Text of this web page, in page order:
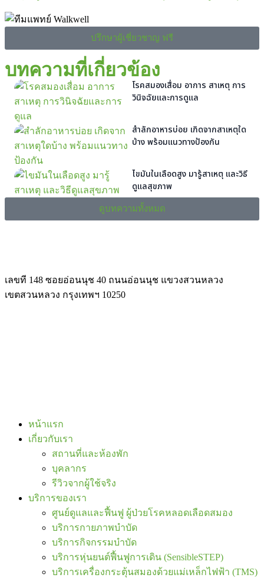
ปรึกษาผู้เชี่ยวชาญ ฟรี
บทความที่เกี่ยวข้อง
โรคสมองเสื่อม อาการ สาเหตุ การ
วินิจฉัยและการดูแล
สำลักอาหารบ่อย เกิดจากสาเหตุใด
บ้าง พร้อมแนวทางป้องกัน
ไขมันในเลือดสูง มารู้สาเหตุ และวิธี
ดูแลสุขภาพ
ดูบทความทั้งหมด
เลขที 148 ซอยอ่อนนุช 40 ถนนอ่อนนุช แขวงสวนหลวง
เขตสวนหลวง กรุงเทพฯ 10250
หน้าแรก
เกี่ยวกับเรา
สถานที่และห้องพัก
บุคลากร
รีวิวจากผู้ใช้จริง
บริการของเรา
ศูนย์ดูแลและฟื้นฟู ผู้ป่วยโรคหลอดเลือดสมอง
บริการกายภาพบำบัด
บริการกิจกรรมบำบัด
บริการหุ่นยนต์ฟื้นฟูการเดิน (SensibleSTEP)
บริการเครื่องกระตุ้นสมองด้วยแม่เหล็กไฟฟ้า (TMS)